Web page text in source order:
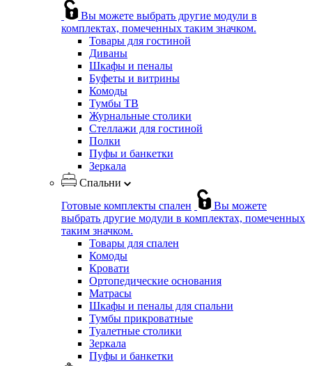
Вы можете выбрать другие модули в
комплектах, помеченных таким значком.
Товары для гостиной
Диваны
Шкафы и пеналы
Буфеты и витрины
Комоды
Тумбы ТВ
Журнальные столики
Стеллажи для гостиной
Полки
Пуфы и банкетки
Зеркала
Спальни
Готовые комплекты спален
Вы можете
выбрать другие модули в комплектах, помеченных
таким значком.
Товары для спален
Комоды
Кровати
Ортопедические основания
Матрасы
Шкафы и пеналы для спальни
Тумбы прикроватные
Туалетные столики
Зеркала
Пуфы и банкетки